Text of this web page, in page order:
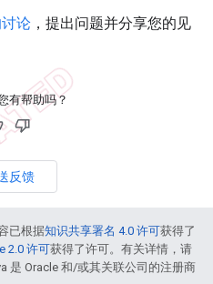
论 ，提出问题并分享您的见
有帮助吗？
反馈
已根据知识共享署名 4.0 许可获得了
2.0 许可获得了许可。有关详情，请
是 Oracle 和/或其关联公司的注册商